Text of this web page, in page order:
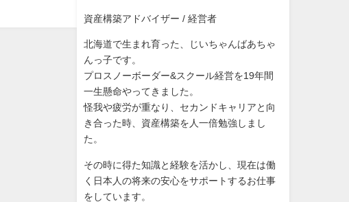
資産構築アドバイザー / 経営者
北海道で生まれ育った、じいちゃんばあちゃ
んっ子です。
プロスノーボーダー&スクール経営を19年間
一生懸命やってきました。
怪我や疲労が重なり、セカンドキャリアと向
き合った時、資産構築を人一倍勉強しまし
た。
その時に得た知識と経験を活かし、現在は働
く日本人の将来の安心をサポートするお仕事
をしています。